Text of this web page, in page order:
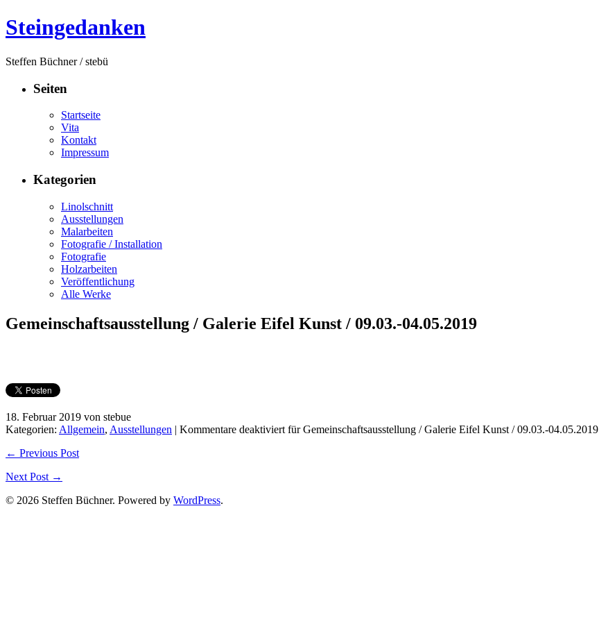
Steingedanken
Steffen Büchner / stebü
Seiten
Startseite
Vita
Kontakt
Impressum
Kategorien
Linolschnitt
Ausstellungen
Malarbeiten
Fotografie / Installation
Fotografie
Holzarbeiten
Veröffentlichung
Alle Werke
Gemeinschaftsausstellung / Galerie Eifel Kunst / 09.03.-04.05.2019
18. Februar 2019 von stebue
Kategorien: Allgemein, Ausstellungen | Kommentare deaktiviert für Gemeinschaftsausstellung / Galerie Eifel Kunst / 09.03.-04.05.2019
← Previous Post
Next Post →
© 2026 Steffen Büchner. Powered by WordPress.